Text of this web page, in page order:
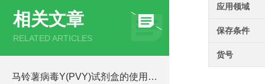
相关文章
RELATED ARTICLES
马铃薯病毒Y(PVY)试剂盒的使用方法非常简单，一看就会
应用领域
保存条件
货号